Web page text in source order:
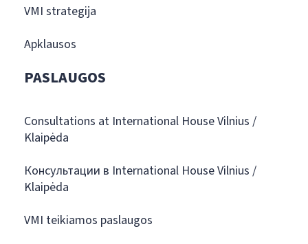
VMI strategija
Apklausos
PASLAUGOS
Consultations at International House Vilnius /
Klaipėda
Консультации в International House Vilnius /
Klaipėda
VMI teikiamos paslaugos